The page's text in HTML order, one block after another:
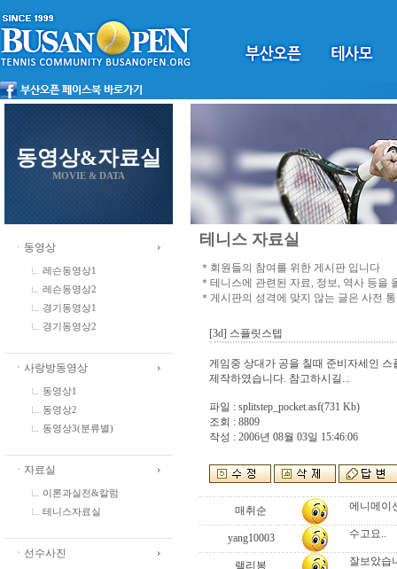
동영상&자료실
MOVIE & DATA
ㆍ동영상
레슨동영상1
레슨동영상2
경기동영상1
경기동영상2
ㆍ사랑방동영상
동영상1
동영상2
동영상3(분류별)
ㆍ자료실
이론과실전&칼럼
테니스자료실
ㆍ선수사진
테니스 자료실
＊회원들의 참여를 위한 게시판 입니다
＊테니스에 관련된 자료, 정보, 역사 등을
＊게시판의 성격에 맞지 않는 글은 사전
[3d] 스플릿스텝
게임중 상대가 공을 칠때 준비자세인 스
제작하였습니다. 참고하시길...
파일 : splitstep_pocket.asf(731 Kb)
조회 : 8809
작성 : 2006년 08월 03일 15:46:06
매취순 에니메이
yang10003 수고요..
랠리봉 잘보았습